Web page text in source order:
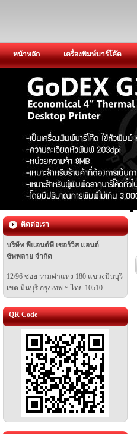
หน้าหลัก เครื่องพิมพ์บาร์โค๊ด
ติดต่อเรา
บริษัท พีแอนด์พี เซอร์วิส แอนด์
ซัพพลาย จำกัด
12/96 ซอย รามคำแหง 180 แขวงมีนบุรี
เขต มีนบุรี กรุงเทพ ฯ ไทย 10510
QR Code